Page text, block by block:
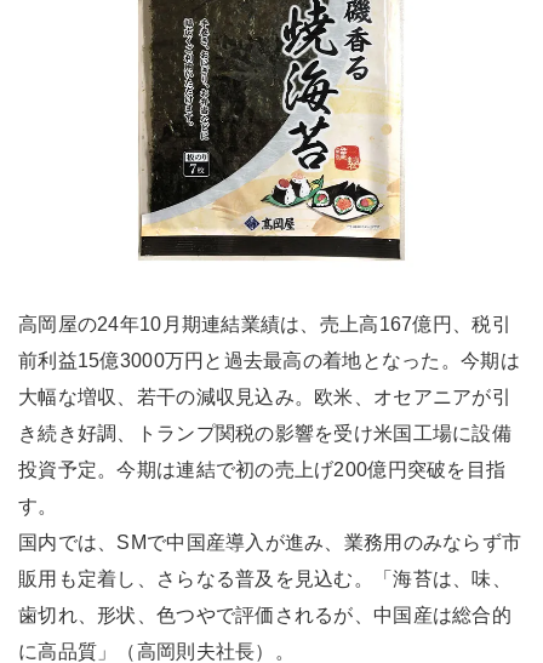
高岡屋の24年10月期連結業績は、売上高167億円、税引
前利益15億3000万円と過去最高の着地となった。今期は
大幅な増収、若干の減収見込み。欧米、オセアニアが引
き続き好調、トランプ関税の影響を受け米国工場に設備
投資予定。今期は連結で初の売上げ200億円突破を目指
す。
国内では、SMで中国産導入が進み、業務用のみならず市
販用も定着し、さらなる普及を見込む。「海苔は、味、
歯切れ、形状、色つやで評価されるが、中国産は総合的
に高品質」（高岡則夫社長）。